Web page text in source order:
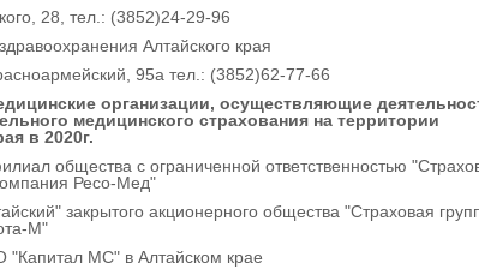
28, тел.: (3852)24-29-96
Алтайского края
95а тел.: (3852)62-77-66
организации, осуществляющие
медицинского страхования на территории
в 2020г.
общества с ограниченной ответственностью
Ресо-Мед"
закрытого акционерного общества "Страховая
М"
МС" в Алтайском крае